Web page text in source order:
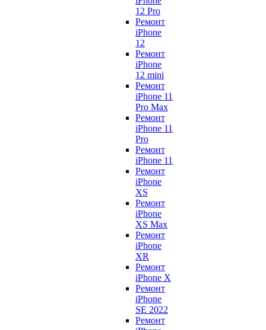
12 Pro
Ремонт
iPhone
12
Ремонт
iPhone
12 mini
Ремонт
iPhone 11
Pro Max
Ремонт
iPhone 11
Pro
Ремонт
iPhone 11
Ремонт
iPhone
XS
Ремонт
iPhone
XS Max
Ремонт
iPhone
XR
Ремонт
iPhone X
Ремонт
iPhone
SE 2022
Ремонт